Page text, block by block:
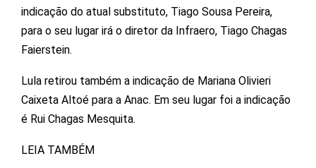
indicação do atual substituto, Tiago Sousa Pereira,
para o seu lugar irá o diretor da Infraero, Tiago Chagas
Faierstein.
Lula retirou também a indicação de Mariana Olivieri
Caixeta Altoé para a Anac. Em seu lugar foi a indicação
é Rui Chagas Mesquita.
LEIA TAMBÉM